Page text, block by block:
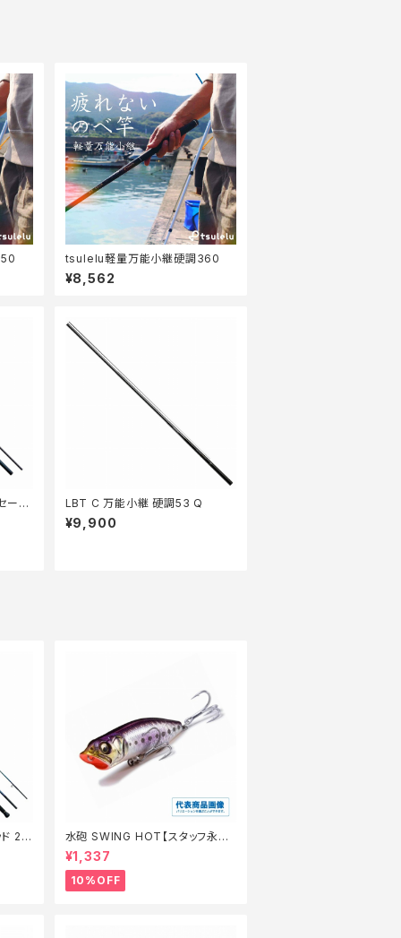
tsulelu軽量万能小継硬調360
¥8,562
ール
LBT C 万能小継 硬調53 Q
¥9,900
21
1
水砲 SWING HOT【スタッフ永徳
夏のチニングオススメルアー】
¥1,337
10%OFF